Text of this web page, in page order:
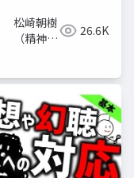
松崎朝樹
（精神科
26.6K